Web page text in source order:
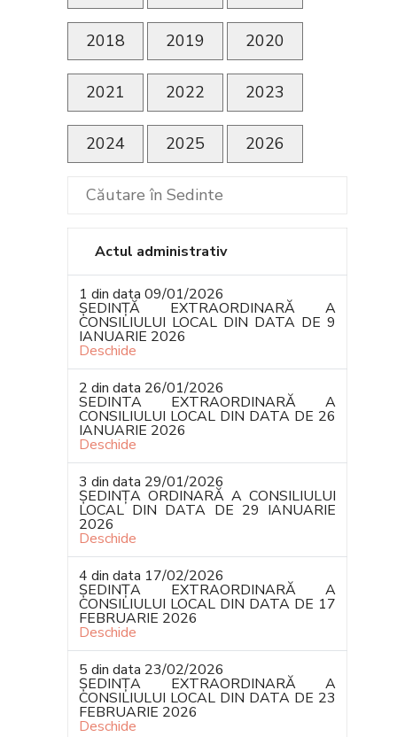
2018 2019 2020
2021 2022 2023
2024 2025 2026
Actul administrativ
1 din data 09/01/2026
ȘEDINȚĂ EXTRAORDINARĂ A
CONSILIULUI LOCAL DIN DATA DE 9
IANUARIE 2026
Deschide
2 din data 26/01/2026
SEDINTA EXTRAORDINARĂ A
CONSILIULUI LOCAL DIN DATA DE 26
IANUARIE 2026
Deschide
3 din data 29/01/2026
ȘEDINȚA ORDINARĂ A CONSILIULUI
LOCAL DIN DATA DE 29 IANUARIE
2026
Deschide
4 din data 17/02/2026
ȘEDINȚA EXTRAORDINARĂ A
CONSILIULUI LOCAL DIN DATA DE 17
FEBRUARIE 2026
Deschide
5 din data 23/02/2026
ȘEDINȚA EXTRAORDINARĂ A
CONSILIULUI LOCAL DIN DATA DE 23
FEBRUARIE 2026
Deschide